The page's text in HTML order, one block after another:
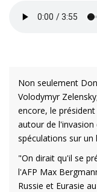
Non seulement
Volodymyr
encore, le
autour de l'invasion
spéculations sur un
"On dirait qu'il se
l'AFP Max
Russie et Eurasie